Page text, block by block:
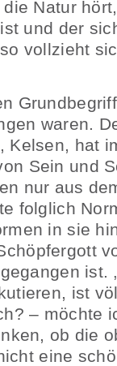
Natur
und der
vollzieht
waren.
Kelsen, hat
Sein und
nur aus
folglich
in sie
ist.
ist
– möchte
ob die
eine